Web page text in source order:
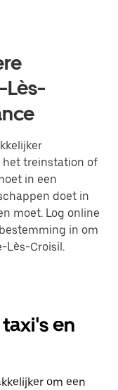
Lès-
het treinstation of
in een
doet in
moet. Log online
in om
Lès-Croisil.
en
om een